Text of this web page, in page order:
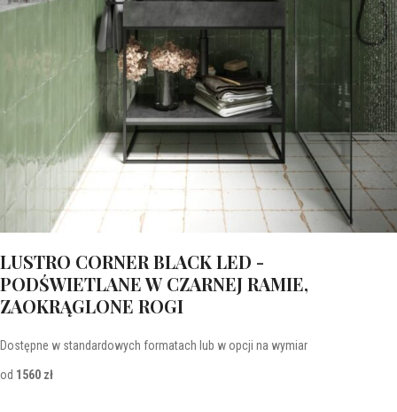
LUSTRO CORNER BLACK LED -
PODŚWIETLANE W CZARNEJ RAMIE,
ZAOKRĄGLONE ROGI
Dostępne w standardowych formatach lub w opcji na wymiar
od 1560 zł